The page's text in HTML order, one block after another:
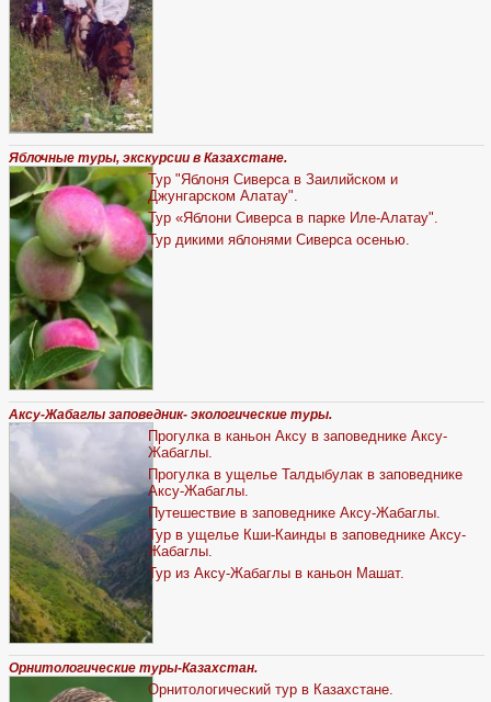
Яблочные туры, экскурсии в Казахстане.
Тур "Яблоня Сиверса в Заилийском и
Джунгарском Алатау".
Тур «Яблони Сиверса в парке Иле-Алатау".
Тур дикими яблонями Сиверса осенью.
Аксу-Жабаглы заповедник- экологические туры.
Прогулка в каньон Аксу в заповеднике Аксу-
Жабаглы.
Прогулка в ущелье Талдыбулак в заповеднике
Аксу-Жабаглы.
Путешествие в заповеднике Аксу-Жабаглы.
Тур в ущелье Кши-Каинды в заповеднике Аксу-
Жабаглы.
Тур из Аксу-Жабаглы в каньон Машат.
Орнитологические туры-Казахстан.
Орнитологический тур в Казахстане.